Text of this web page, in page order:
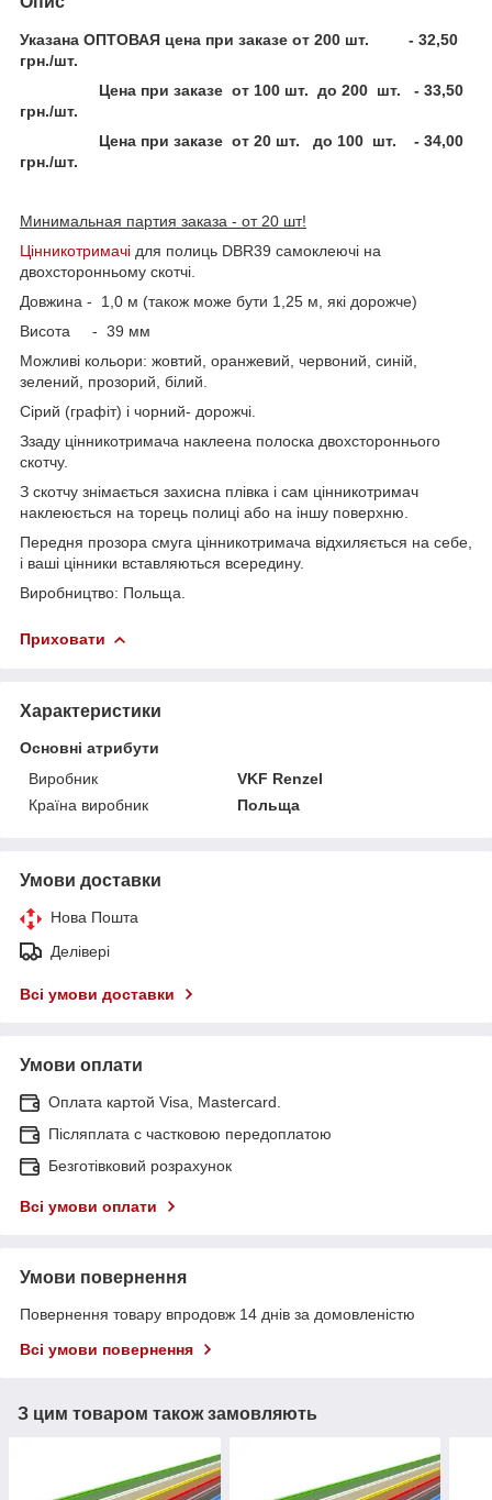
Указана ОПТОВАЯ цена при заказе от 200 шт. - 32,50
грн./шт.
Цена при заказе от 100 шт. до 200 шт. - 33,50
грн./шт.
Цена при заказе от 20 шт. до 100 шт. - 34,00
грн./шт.
Минимальная партия заказа - от 20 шт!
Цінникотримачі для полиць DBR39 самоклеючі на
двохсторонньому скотчі.
Довжина - 1,0 м (також може бути 1,25 м, які дорожче)
Висота - 39 мм
Можливі кольори: жовтий, оранжевий, червоний, синій,
зелений, прозорий, білий.
Сірий (графіт) і чорний- дорожчі.
Ззаду цінникотримача наклеена полоска двохстороннього
скотчу.
З скотчу знімається захисна плівка і сам цінникотримач
наклеюється на торець полиці або на іншу поверхню.
Передня прозора смуга цінникотримача відхиляється на себе,
і ваші цінники вставляються всередину.
Виробництво: Польща.
Приховати
Характеристики
Основні атрибути
Виробник
VKF Renzel
Країна виробник
Польща
Умови доставки
Нова Пошта
Делівері
Всі умови доставки
Умови оплати
Оплата картой Visa, Mastercard.
Післяплата c частковою передоплатою
Безготівковий розрахунок
Всі умови оплати
Умови повернення
Повернення товару впродовж 14 днів за домовленістю
Всі умови повернення
З цим товаром також замовляють